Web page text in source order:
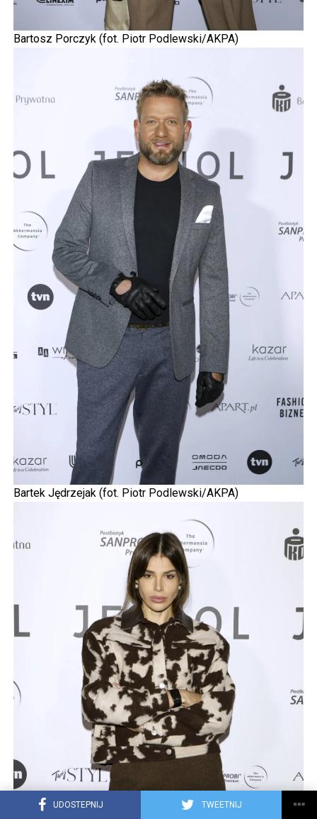
UDOSTEPNIJ TWEETNIJ
Bartosz Porczyk (fot. Piotr Podlewski/AKPA)
Bartek Jędrzejak (fot. Piotr Podlewski/AKPA)